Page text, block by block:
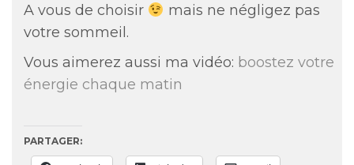
A vous de choisir
mais ne négligez pas
votre sommeil.
Vous aimerez aussi ma vidéo: boostez votre
énergie chaque matin
PARTAGER: